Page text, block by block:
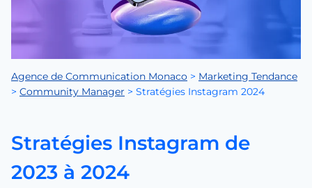
Agence de Communication Monaco > Marketing Tendance
> Community Manager > Stratégies Instagram 2024
Stratégies Instagram de
2023 à 2024